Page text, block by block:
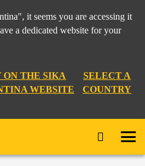
it seems you are accessing it
a dedicated website for your
ON THE SIKA
WEBSITE
SELECT A
COUNTRY